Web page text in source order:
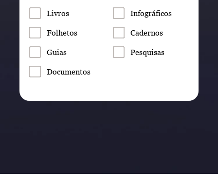
Livros Infográficos
Folhetos Cadernos
Guias Pesquisas
Documentos